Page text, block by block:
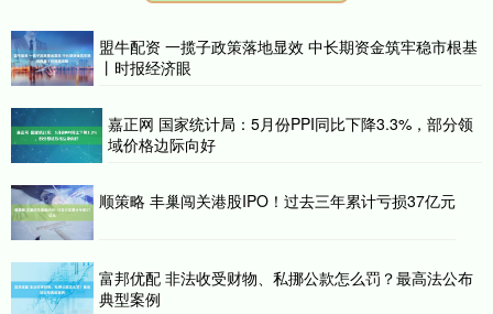
盟牛配资 一揽子政策落地显效 中长期资金筑牢稳市根基
丨时报经济眼
嘉正网 国家统计局：5月份PPI同比下降3.3%，部分领
域价格边际向好
顺策略 丰巢闯关港股IPO！过去三年累计亏损37亿元
富邦优配 非法收受财物、私挪公款怎么罚？最高法公布
典型案例